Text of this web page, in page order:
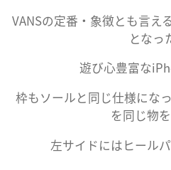
VANSの定番・象徴とも言え
となっ
遊び心豊富な
枠もソールと同じ仕様にな
を同じ物を
左サイドにはヒール